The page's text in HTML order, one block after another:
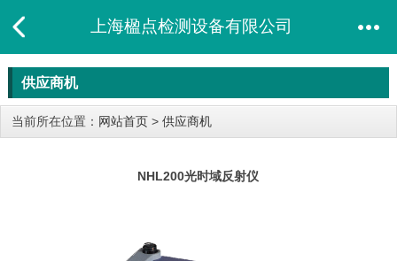
上海楹点检测设备有限公司
供应商机
当前所在位置： 网站首页 > 供应商机
NHL200光时域反射仪